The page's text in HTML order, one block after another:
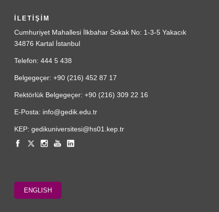
İLETİŞİM
Cumhuriyet Mahallesi İlkbahar Sokak No: 1-3-5 Yakacık
34876 Kartal İstanbul
Telefon: 444 5 438
Belgegeçer: +90 (216) 452 87 17
Rektörlük Belgegeçer: +90 (216) 309 22 16
E-Posta: info@gedik.edu.tr
KEP: gedikuniversitesi@hs01.kep.tr
ENGLISH